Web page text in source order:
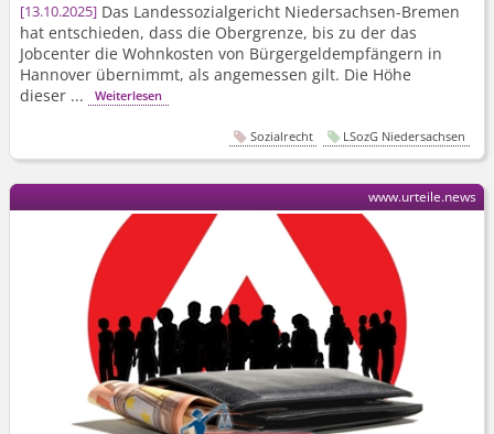
13.10.2025 Das Landessozialgericht Niedersachsen-Bremen
hat entschieden, dass die Obergrenze, bis zu der das
Jobcenter die Wohnkosten von Bürgergeld­empfängern in
Hannover übernimmt, als angemessen gilt. Die Höhe
dieser ...
Weiterlesen
Sozialrecht LSozG Niedersachsen
www.urteile.news